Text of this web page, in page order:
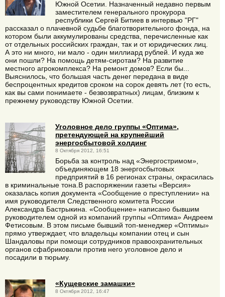
Южной Осетии. Назначенный недавно первым
заместителем генерального прокурора
республики Сергей Битиев в интервью "РГ"
рассказал о плачевной судьбе благотворительного фонда, на
котором были аккумулированы средства, перечисленные как
от отдельных российских граждан, так и от юридических лиц.
А это ни много, ни мало - один миллиард рублей. И куда же
они пошли? На помощь детям-сиротам? На развитие
местного агрокомплекса? На ремонт домов? Если бы...
Выяснилось, что большая часть денег передана в виде
беспроцентных кредитов сроком на сорок девять лет (то есть,
как вы сами понимаете - безвозвратных) лицам, близким к
прежнему руководству Южной Осетии.
Уголовное дело группы «Оптима»,
претендующей на крупнейший
энергосбытовой холдинг
8 Октября 2012, 16:51
Борьба за контроль над «Энергостримом»,
объединяющем 18 энергосбытовых
предприятий в 16 регионах страны, окрасилась
в криминальные тона.В распоряжении газеты «Версия»
оказалась копия документа «Сообщение о преступлении» на
имя руководителя Следственного комитета России
Александра Бастрыкина. «Сообщение» написано бывшим
руководителем одной из компаний группы «Оптима» Андреем
Фетисовым. В этом письме бывший топ-менеджер «Оптимы»
прямо утверждает, что владельцы компании отец и сын
Шандаловы при помощи сотрудников правоохранительных
органов сфабриковали против него уголовное дело и
посадили в тюрьму.
«Кущевские замашки»
8 Октября 2012, 16:47